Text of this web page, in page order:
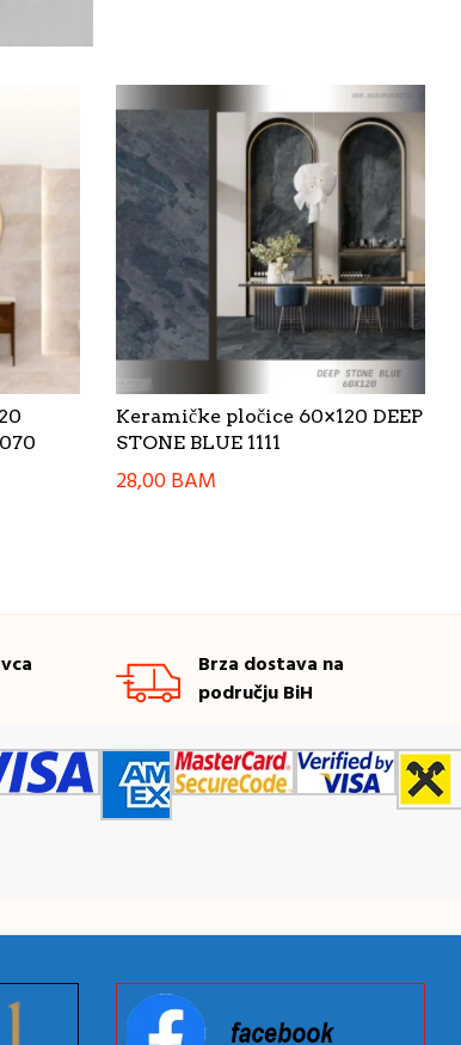
Keramičke pločice 60×120 DEEP
STONE BLUE 1111
28,00BAM
Brza dostava na
području BiH